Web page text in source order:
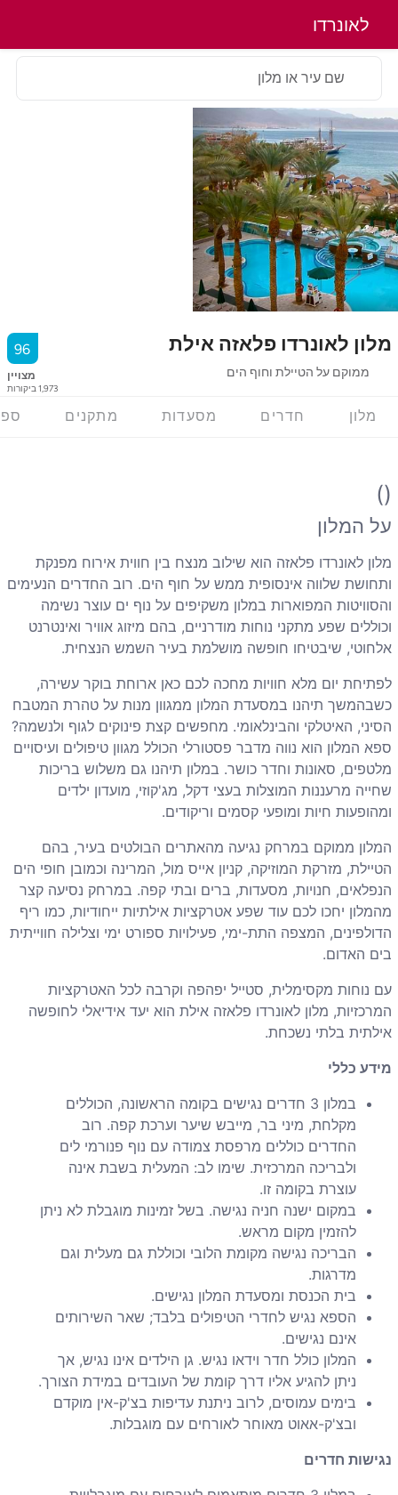
לאונרדו
מלון לאונרדו פלאזה אילת
ממוקם על הטיילת וחוף הים
96
מצויין
1,973ביקורות
שם עיר או מלון
מלון חדרים מסעדות מתקנים
()
על המלון
מלון לאונרדו פלאזה הוא שילוב מנצח בין חווית אירוח מפנקת
ותחושת שלווה אינסופית ממש על חוף הים. רוב החדרים הנעימים
והסוויטות המפוארות במלון משקיפים על נוף ים עוצר נשימה
וכוללים שפע מתקני נוחות מודרניים, בהם מיזוג אוויר ואינטרנט
אלחוטי, שיבטיחו חופשה מושלמת בעיר השמש הנצחית.
לפתיחת יום מלא חוויות מחכה לכם כאן ארוחת בוקר עשירה,
כשבהמשך תיהנו במסעדת המלון ממגוון מנות על טהרת המטבח
הסיני, האיטלקי והבינלאומי. מחפשים קצת פינוקים לגוף ולנשמה?
ספא המלון הוא נווה מדבר פסטורלי הכולל מגוון טיפולים ועיסויים
מלטפים, סאונות וחדר כושר. במלון תיהנו גם משלוש בריכות
שחייה מרעננות המוצלות בעצי דקל, מג'קוזי, מועדון ילדים
ומהופעות חיות ומופעי קסמים וריקודים.
המלון ממוקם במרחק נגיעה מהאתרים הבולטים בעיר, בהם
הטיילת, מזרקת המוזיקה, קניון אייס מול, המרינה וכמובן חופי הים
הנפלאים, חנויות, מסעדות, ברים ובתי קפה. במרחק נסיעה קצר
מהמלון יחכו לכם עוד שפע אטרקציות אילתיות ייחודיות, כמו ריף
הדולפינים, המצפה התת-ימי, פעילויות ספורט ימי וצלילה חווייתית
בים האדום.
עם נוחות מקסימלית, סטייל יפהפה וקרבה לכל האטרקציות
המרכזיות, מלון לאונרדו פלאזה אילת הוא יעד אידיאלי לחופשה
אילתית בלתי נשכחת.
מידע כללי
במלון 3 חדרים נגישים בקומה הראשונה, הכוללים
מקלחת, מיני בר, מייבש שיער וערכת קפה. רוב
החדרים כוללים מרפסת צמודה עם נוף פנורמי לים
ולבריכה המרכזית. שימו לב: המעלית בשבת אינה
עוצרת בקומה זו.
במקום ישנה חניה נגישה. בשל זמינות מוגבלת לא ניתן
להזמין מקום מראש.
הבריכה נגישה מקומת הלובי וכוללת גם מעלית וגם
מדרגות.
בית הכנסת ומסעדת המלון נגישים.
הספא נגיש לחדרי הטיפולים בלבד; שאר השירותים
אינם נגישים.
המלון כולל חדר וידאו נגיש. גן הילדים אינו נגיש, אך
ניתן להגיע אליו דרך קומת של העובדים במידת הצורך.
בימים עמוסים, לרוב ניתנת עדיפות בצ'ק-אין מוקדם
ובצ'ק-אאוט מאוחר לאורחים עם מוגבלות.
נגישות חדרים